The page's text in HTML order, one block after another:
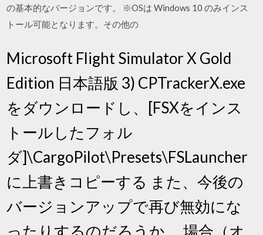
の基本的なバージョンです。 ※OSは Windows 10 のみインス
トール可能となります。その他の
Microsoft Flight Simulator X Gold
Edition 日本語版 3) CPTrackerX.exe
をダウンロードし、[FSXをインス
トールしたフォル
ダ]\CargoPilot\Presets\FSLauncher
に上書きコピーする また、今後の
バージョンアップで再び無効にな
ったりするのだろうか。 場合（オ